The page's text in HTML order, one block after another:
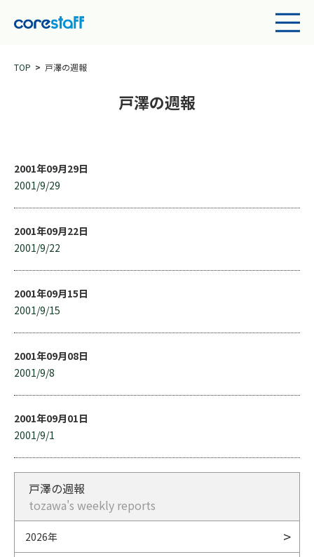
TOP 戸澤の週報
戸澤の週報
2001年09月29日
2001/9/29
2001年09月22日
2001/9/22
2001年09月15日
2001/9/15
2001年09月08日
2001/9/8
2001年09月01日
2001/9/1
戸澤の週報
tozawa's weekly reports
2026年